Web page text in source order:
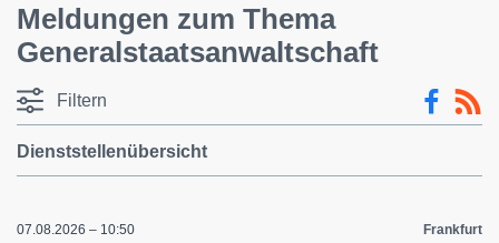
Meldungen zum Thema
Generalstaatsanwaltschaft
Filtern
Dienststellenübersicht
07.08.2026 – 10:50 Frankfurt